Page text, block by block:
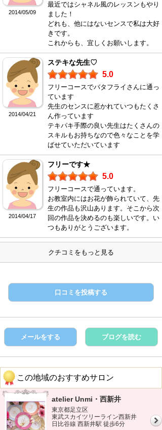
2014/05/09
最近ではシャネル風のレッスンもやり
ました！
どれも、他にはないセンスで私は大好
きです。
これからも、宜しくお願いします。
2014/04/21
ステキな先生♡
5.0
フリーコースでバタフライさんに通っ
ています
先生のセンスに惹かれていつもたくさ
ん作っています
テキパキ手際の良い先生はたくさんの
スキルもお持ちなので色々なことを学
ばせていただいています
2014/04/17
フリーです★
5.0
フリーコースで通っています。
お教室内にはお花が飾られていて、先
生の作品も沢山あります。そこから次
回の作品を決めるのも楽しいです。い
つもありがとうございます。
クチコミをもっと見る
口コミを投稿する
メールをする ブログを読む
この地域のおすすめサロン
atelier Unmi・西新井
東京都足立区
東武スカイツリーライン西新井
日比谷線 西新井駅 徒歩6分